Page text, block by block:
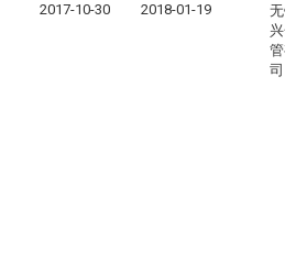
2017-10-30 2018-01-19
无锡
兴金
管有
司